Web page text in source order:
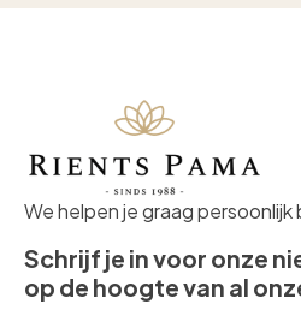
We helpen je graag persoonlijk
Schrijf je in voor onze
op de hoogte van al